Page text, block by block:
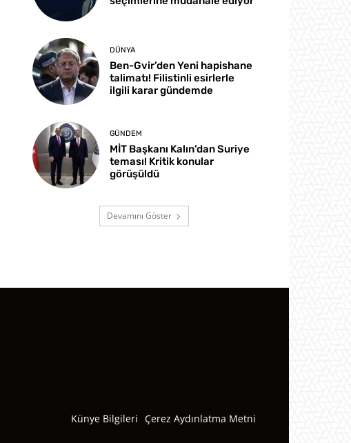
DÜNYA
Ben-Gvir’den Yeni hapishane
talimatı! Filistinli esirlerle
ilgili karar gündemde
GÜNDEM
MİT Başkanı Kalın’dan Suriye
teması! Kritik konular
görüşüldü
Devamını Göster
Künye Bilgileri Çerez Aydınlatma Metni